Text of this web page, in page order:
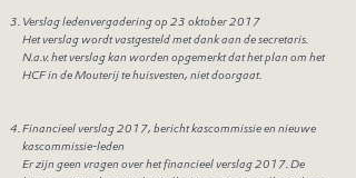
Verslag ledenvergadering op 23 oktober 2017
Het verslag wordt vastgesteld met dank aan de secretaris.
N.a.v. het verslag kan worden opgemerkt dat het plan om het
HCF in de Mouterij te huisvesten, niet doorgaat.
Financieel verslag 2017, bericht kascommissie en nieuwe
kascommissie-leden
Er zijn geen vragen over het financieel verslag 2017. De